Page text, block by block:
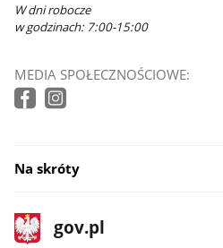
W dni robocze
w godzinach: 7:00-15:00
MEDIA SPOŁECZNOŚCIOWE:
Na skróty
stopka
gov.pl
Strona
gov.pl